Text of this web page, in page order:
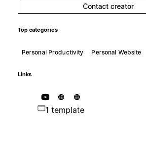
Contact creator
Top categories
Personal Productivity Personal Website
Links
1 template